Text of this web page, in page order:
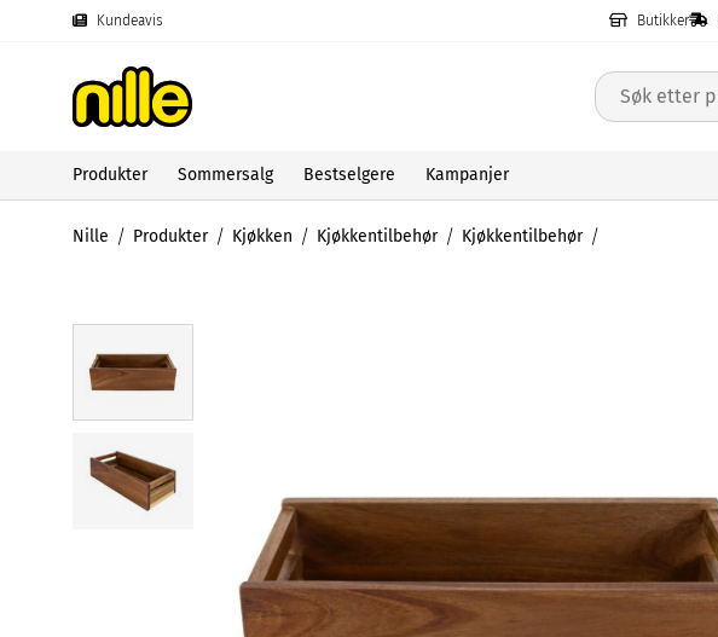
Kundeavis Butikker
Produkter Sommersalg Bestselgere Kampanjer
Nille Produkter Kjøkken Kjøkkentilbehør Kjøkkentilbehør